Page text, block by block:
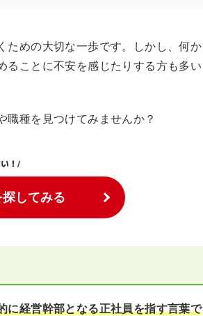
ための大切な一歩です。しかし、何か
ることに不安を感じたりする方も多い
職種を見つけてみませんか？
！/
探してみる
に経営幹部となる正社員を指す言葉で